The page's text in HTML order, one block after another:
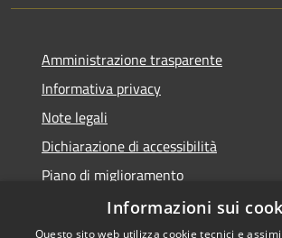
Amministrazione trasparente
Informativa privacy
Note legali
Dichiarazione di accessibilità
Piano di miglioramento
Informazioni sui
Questo sito web utilizza cookie tecnici e